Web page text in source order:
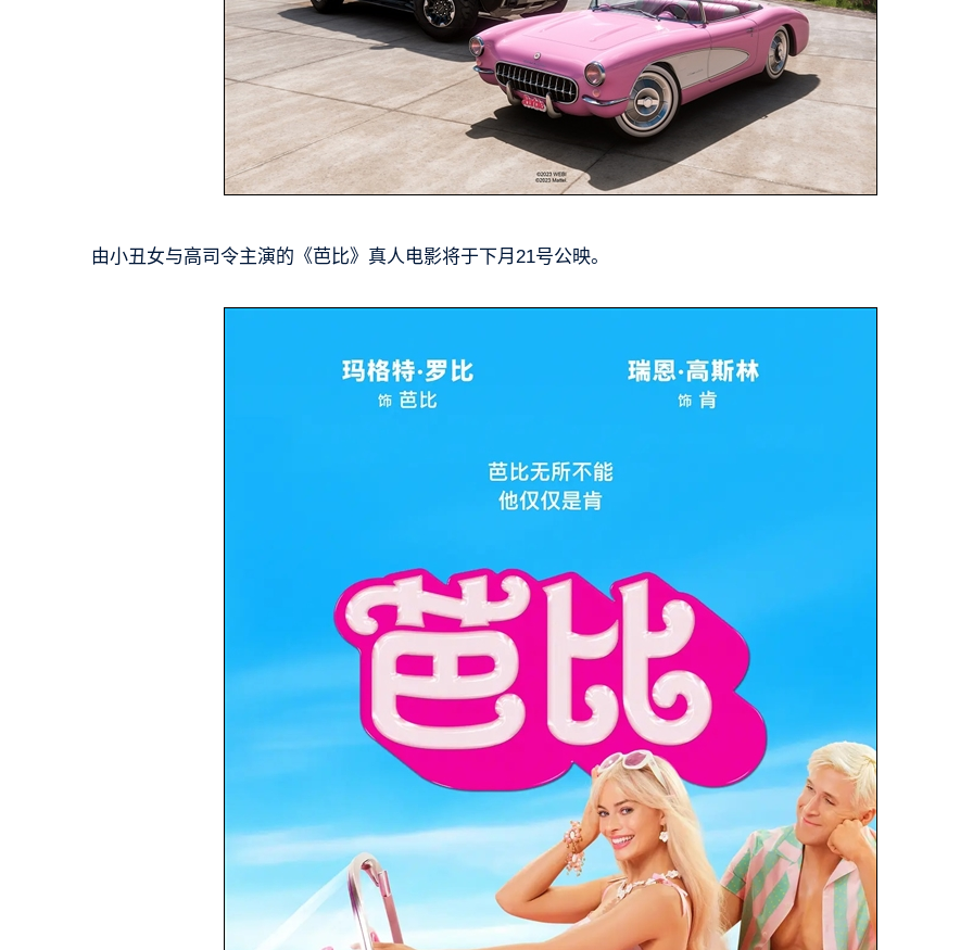
由小丑女与高司令主演的《芭比》真人电影将于下月21号公映。